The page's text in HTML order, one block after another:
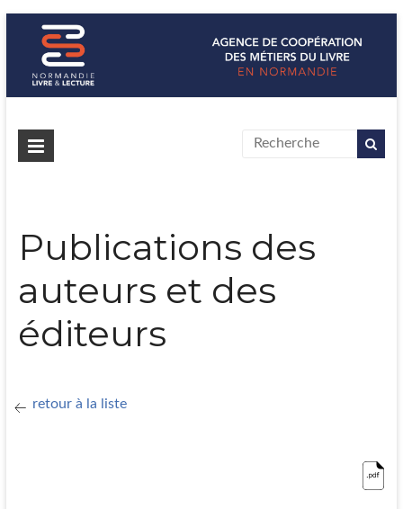
Normandie Livre & Lecture
L'agence de coopération des métiers du livre en Normandie
Publications des
auteurs et des
éditeurs
retour à la liste